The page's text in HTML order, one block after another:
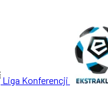
Liga Konferencji